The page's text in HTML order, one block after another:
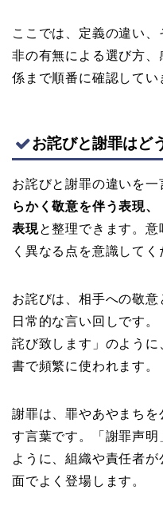
ここでは、定義の違い
非の有無による選び方
係まで順番に確認してい
お詫びと謝罪はど
お詫びと謝罪の違いを一
らかく敬意を伴う表現
表現と整理できます。意
く異なる点を意識してく
お詫びは、相手への敬
日常的な言い回しです
詫び致します」のよう
書で頻繁に使われます。
謝罪は、罪やあやまち
す言葉です。「謝罪声
ように、組織や責任者
面でよく登場します。